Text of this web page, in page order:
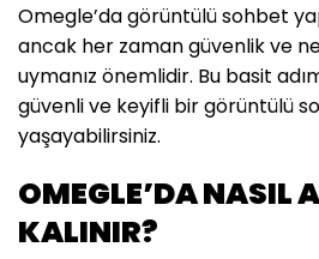
Omegle’da görüntülü sohbet
ancak her zaman güvenlik ve
uymanız önemlidir. Bu basit
güvenli ve keyifli bir görüntülü
yaşayabilirsiniz.
OMEGLE’DA NASIL
KALINIR?